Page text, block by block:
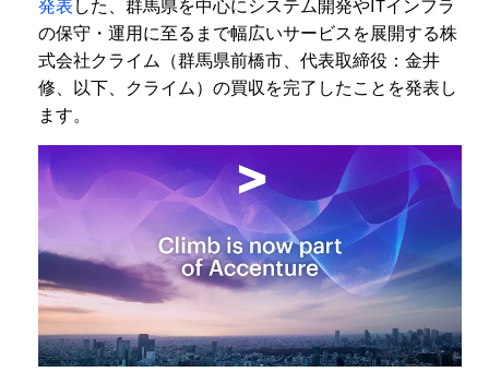
発表した、群馬県を中心にシステム開発やITインフラ
の保守・運用に至るまで幅広いサービスを展開する株
式会社クライム（群馬県前橋市、代表取締役：金井
修、以下、クライム）の買収を完了したことを発表し
ます。